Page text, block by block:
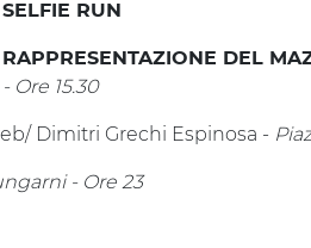
SELFIE RUN
RAPPRESENTAZIONE DEL
- Ore 15.30
Dimitri Grechi Espinosa -
- Ore 23